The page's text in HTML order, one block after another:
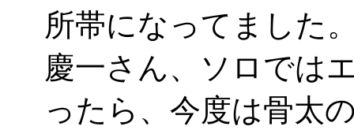
所帯になってました
慶一さん、ソロでは
ったら、今度は骨太